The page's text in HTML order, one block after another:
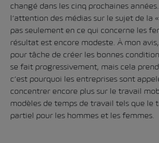
changé dans les cinq prochaines
l’attention des médias sur le sujet de la
pas seulement en ce qui concerne les
résultat est encore modeste. À mon
pour tâche de créer les bonnes
se fait progressivement, mais cela
c’est pourquoi les entreprises sont
concentrer encore plus sur le travail
modèles de temps de travail tels que le
partiel pour les hommes et les femmes.